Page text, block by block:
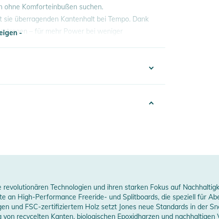
ohne Komforteinbußen suchen.
überragenden Kantenhalt bei Tempo. Dank
– für mehr Power bei weniger
-
Standard
anzeigen
revolutionären Technologien und ihren starken Fokus auf
an High-Performance Freeride- und Splitboards, die speziell für
und FSC-zertifiziertem Holz setzt Jones neue Standards in der
recycelten Kanten, biologischen Epoxidharzen und nachhaltigen